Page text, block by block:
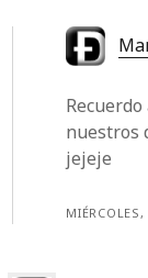
nuestros
jejeje